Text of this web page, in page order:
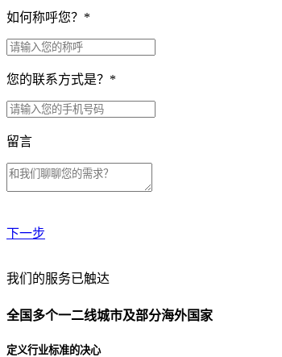
如何称呼您？ *
您的联系方式是？ *
留言
下一步
贵公司预算范围是？
贵公司的团队规模是？
我们的服务已触达
全国多个一二线城市及部分海外国家
定义行业标准的决心